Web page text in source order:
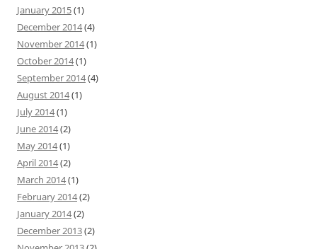
January 2015(1)
December 2014(4)
November 2014(1)
October 2014(1)
September 2014(4)
August 2014(1)
July 2014(1)
June 2014(2)
May 2014(1)
April 2014(2)
March 2014(1)
February 2014(2)
January 2014(2)
December 2013(2)